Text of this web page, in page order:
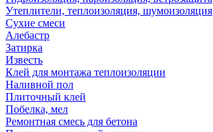
Утеплители, теплоизоляция, шумоизоляция
Сухие смеси
Алебастр
Затирка
Известь
Клей для монтажа теплоизоляции
Наливной пол
Плиточный клей
Побелка, мел
Ремонтная смесь для бетона